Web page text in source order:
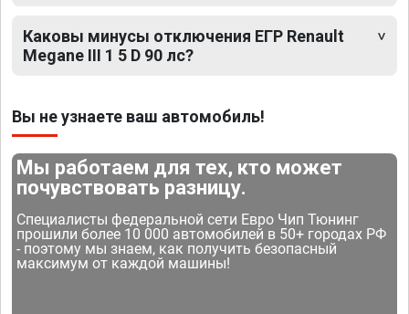
Каковы минусы отключения ЕГР Renault
Megane III 1 5 D 90 лс?
Вы не узнаете ваш автомобиль!
Мы работаем для тех, кто может
почувствовать разницу.
Специалисты федеральной сети Евро Чип Тюнинг
прошили более 10 000 автомобилей в 50+ городах РФ
- поэтому мы знаем, как получить безопасный
максимум от каждой машины!